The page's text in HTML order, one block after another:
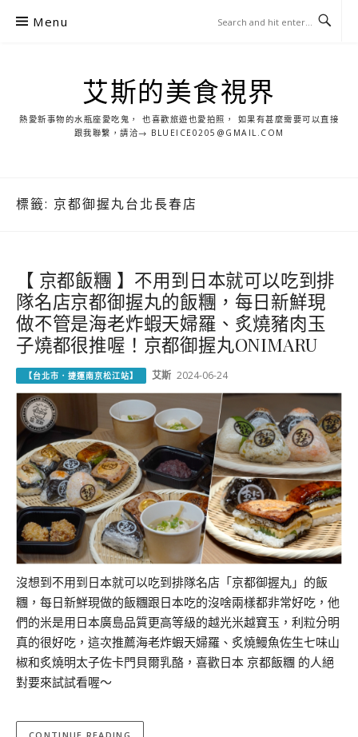
Menu
艾斯的美食視界
熱愛新事物的水瓶座愛吃鬼， 也喜歡旅遊也愛拍照， 如果有甚麼需要可以直接
跟我聯繫，請洽→ BLUEICE0205@GMAIL.COM
標籤: 京都御握丸台北長春店
【 京都飯糰 】不用到日本就可以吃到排
隊名店京都御握丸的飯糰，每⽇新鮮現
做不管是海⽼炸蝦天婦羅、炙燒豬⾁⽟
⼦燒都很推喔！京都御握丸ONIMARU
【台北市．捷運南京松江站】 艾斯 2024-06-24
沒想到不用到日本就可以吃到排隊名店「京都御握丸」的飯
糰，每⽇新鮮現做的飯糰跟日本吃的沒啥兩樣都非常好吃，他
們的米是用⽇本廣島品質更⾼等級的越光⽶越寶⽟，利粒分明
真的很好吃，這次推薦海⽼炸蝦天婦羅、炙燒鰻⿂佐⽣七味山
椒和炙燒明太⼦佐卡⾨⾙爾乳酪，喜歡日本 京都飯糰 的人絕
對要來試試看喔～